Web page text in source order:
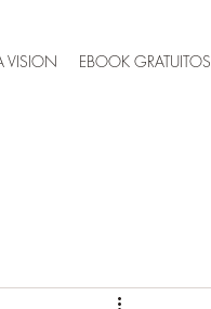
VISION EBOOK GRATUITOS